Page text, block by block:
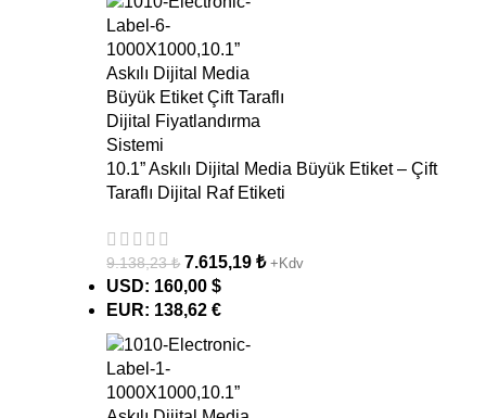
10.1” Askılı Dijital Media Büyük Etiket – Çift
Taraflı Dijital Raf Etiketi
9.138,23₺ 7.615,19₺ +Kdv
USD: 160,00 $
EUR: 138,62 €